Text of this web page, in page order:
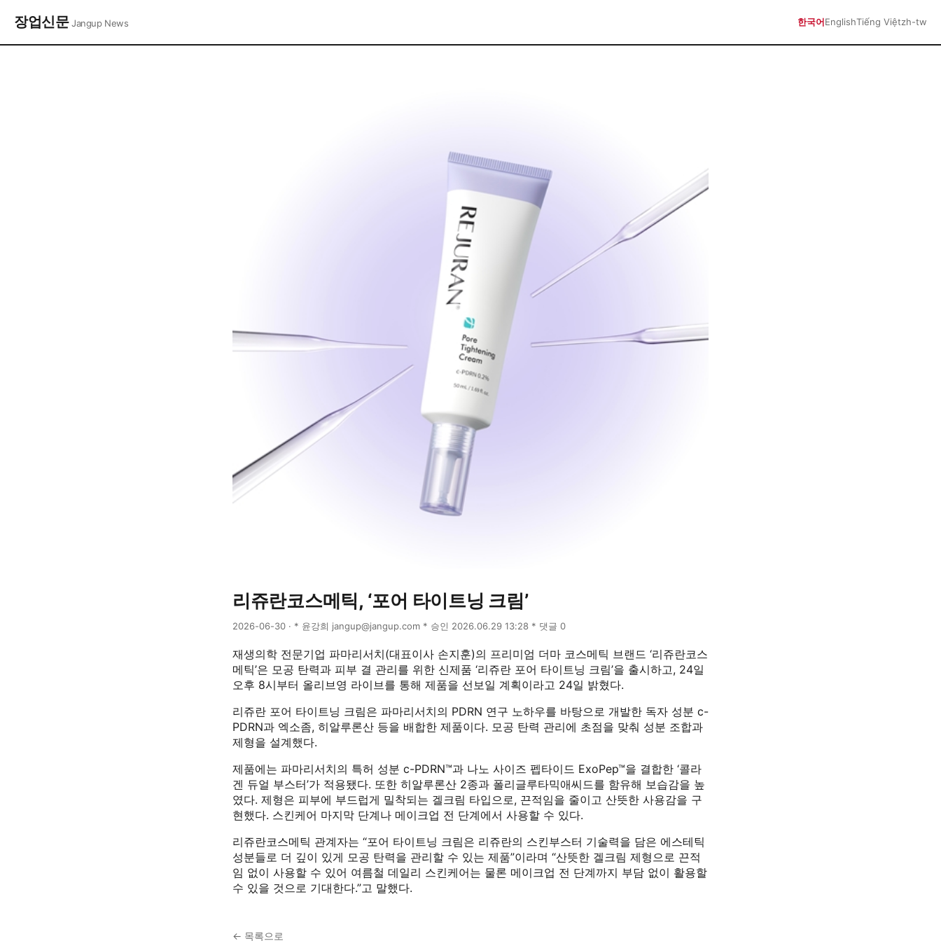
장업신문Jangup News 한국어EnglishTiếng Việtzh-tw
리쥬란코스메틱, ‘포어 타이트닝 크림’
2026-06-30 · * 윤강희 jangup@jangup.com * 승인 2026.06.29 13:28 * 댓글 0
재생의학 전문기업 파마리서치(대표이사 손지훈)의 프리미엄 더마 코스메틱 브랜드 ‘리쥬란코스
메틱’은 모공 탄력과 피부 결 관리를 위한 신제품 ‘리쥬란 포어 타이트닝 크림’을 출시하고, 24일
오후 8시부터 올리브영 라이브를 통해 제품을 선보일 계획이라고 24일 밝혔다.
리쥬란 포어 타이트닝 크림은 파마리서치의 PDRN 연구 노하우를 바탕으로 개발한 독자 성분 c-
PDRN과 엑소좀, 히알루론산 등을 배합한 제품이다. 모공 탄력 관리에 초점을 맞춰 성분 조합과
제형을 설계했다.
제품에는 파마리서치의 특허 성분 c-PDRN™과 나노 사이즈 펩타이드 ExoPep™을 결합한 ‘콜라
겐 듀얼 부스터’가 적용됐다. 또한 히알루론산 2종과 폴리글루타믹애씨드를 함유해 보습감을 높
였다. 제형은 피부에 부드럽게 밀착되는 겔크림 타입으로, 끈적임을 줄이고 산뜻한 사용감을 구
현했다. 스킨케어 마지막 단계나 메이크업 전 단계에서 사용할 수 있다.
리쥬란코스메틱 관계자는 “포어 타이트닝 크림은 리쥬란의 스킨부스터 기술력을 담은 에스테틱
성분들로 더 깊이 있게 모공 탄력을 관리할 수 있는 제품”이라며 “산뜻한 겔크림 제형으로 끈적
임 없이 사용할 수 있어 여름철 데일리 스킨케어는 물론 메이크업 전 단계까지 부담 없이 활용할
수 있을 것으로 기대한다.”고 말했다.
← 목록으로